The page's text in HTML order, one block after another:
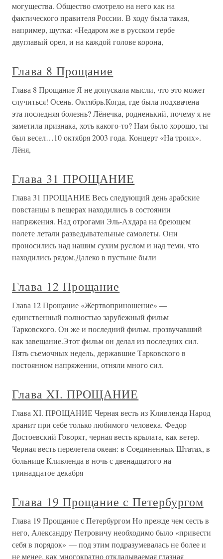
могущества. Общество смотрело на него как на
фактического правителя России. В ходу была такая,
например, шутка: «Недаром же в русском гербе
двуглавый орел, и на каждой голове корона,
Глава 8 Прощание
Глава 8 Прощание Я не допускала мысли, что это может
случиться! Осень. Октябрь.Когда, где была подхвачена
эта последняя болезнь? Лёнечка, родненький, почему я не
заметила признака, хоть какого-то? Нам было хорошо, ты
был весел…10 октября 2003 года. Концерт «На троих».
Лёня,
Глава 31 ПРОЩАНИЕ
Глава 31 ПРОЩАНИЕ Весь следующий день арабские
повстанцы в пещерах находились в состоянии
напряжения. Над отрогами Эль-Ахдара на бреющем
полете летали разведывательные самолеты. Они
проносились над нашим сухим руслом и над теми, что
находились рядом.Далеко в пустыне были
Глава 12 Прощание
Глава 12 Прощание «Жертвоприношение» —
единственный полностью зарубежный фильм
Тарковского. Он же и последний фильм, прозвучавший
как завещание.Этот фильм он делал из последних сил.
Пять съемочных недель, державшие Тарковского в
постоянном напряжении, отняли много сил.
Глава XI. ПРОЩАНИЕ
Глава XI. ПРОЩАНИЕ Черная весть из Кливленда Народ
хранит при себе только любимого человека. Федор
Достоевский Говорят, черная весть крылата, как ветер.
Черная весть перелетела океан: в Соединенных Штатах, в
больнице Кливленда в ночь с двенадцатого на
тринадцатое декабря
Глава 19 Прощание с Петербургом
Глава 19 Прощание с Петербургом Но прежде чем сесть в
него, Александру Петровичу необходимо было «привести
себя в порядок» — под этим подразумевалась не более и
не менее, как многократно откладываемая глазная